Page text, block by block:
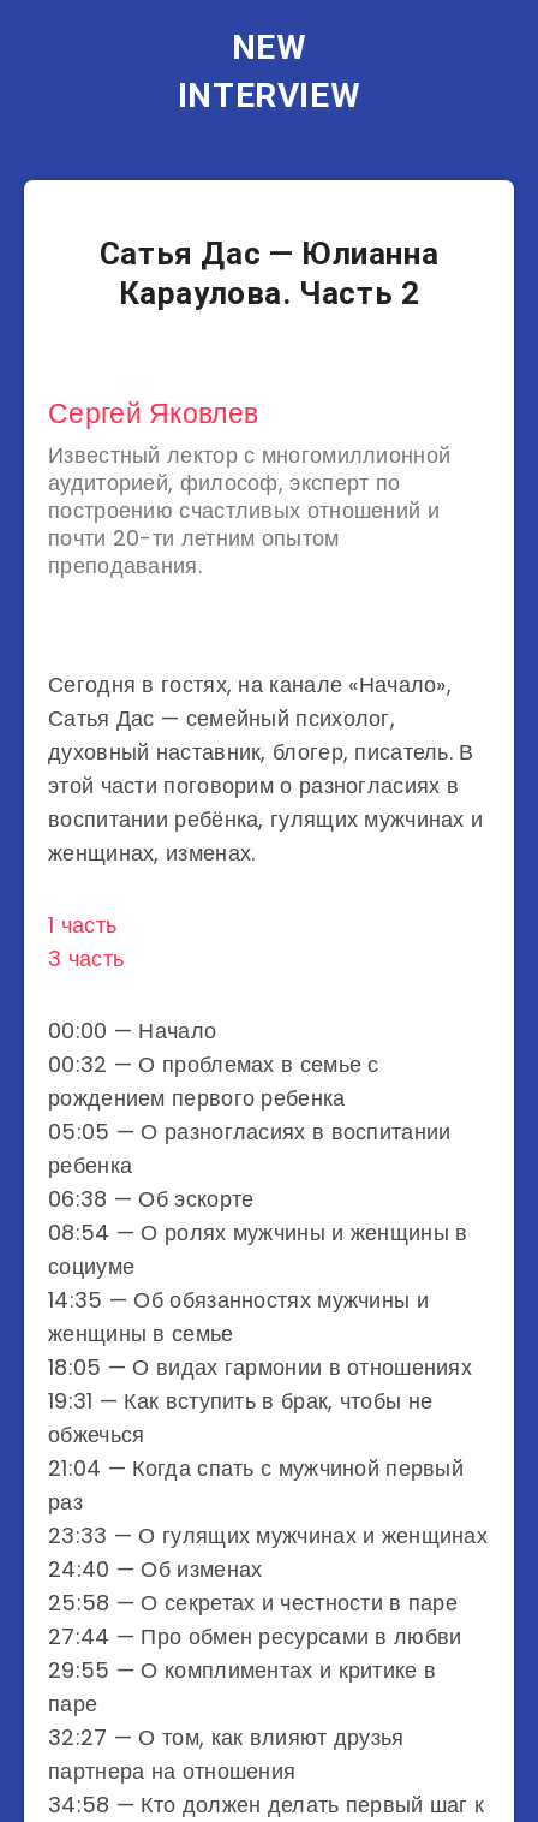
NEW
INTERVIEW
Блогеры
Сатья Дас — Юлианна
Караулова. Часть 2
Сергей Яковлев
Известный лектор с многомиллионной
аудиторией, философ, эксперт по
построению счастливых отношений и
почти 20-ти летним опытом
преподавания.
Сегодня в гостях, на канале «Начало»,
Сатья Дас — семейный психолог,
духовный наставник, блогер, писатель. В
этой части поговорим о разногласиях в
воспитании ребёнка, гулящих мужчинах и
женщинах, изменах.
1 часть
3 часть
00:00 — Начало
00:32 — О проблемах в семье с
рождением первого ребенка
05:05 — О разногласиях в воспитании
ребенка
06:38 — Об эскорте
08:54 — О ролях мужчины и женщины в
социуме
14:35 — Об обязанностях мужчины и
женщины в семье
18:05 — О видах гармонии в отношениях
19:31 — Как вступить в брак, чтобы не
обжечься
21:04 — Когда спать с мужчиной первый
раз
23:33 — О гулящих мужчинах и женщинах
24:40 — Об изменах
25:58 — О секретах и честности в паре
27:44 — Про обмен ресурсами в любви
29:55 — О комплиментах и критике в
паре
32:27 — О том, как влияют друзья
партнера на отношения
34:58 — Кто должен делать первый шаг к